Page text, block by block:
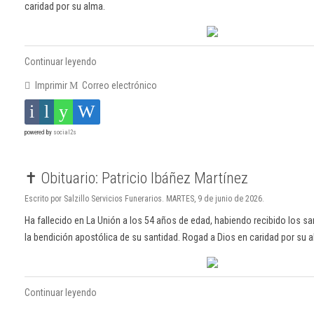
caridad por su alma.
Continuar leyendo
Imprimir Correo electrónico
powered by social2s
✝️ Obituario: Patricio Ibáñez Martínez
Escrito por Salzillo Servicios Funerarios. MARTES, 9 de junio de 2026.
Ha fallecido en La Unión a los 54 años de edad, habiendo recibido los
la bendición apostólica de su santidad. Rogad a Dios en caridad por su
Continuar leyendo